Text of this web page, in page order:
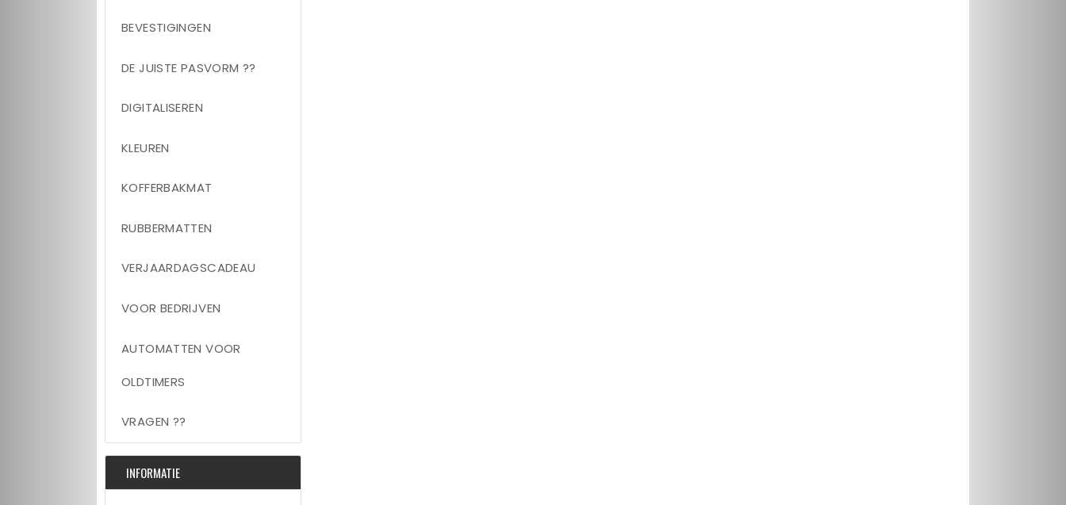
BEVESTIGINGEN
DE JUISTE PASVORM ??
DIGITALISEREN
KLEUREN
KOFFERBAKMAT
RUBBERMATTEN
VERJAARDAGSCADEAU
VOOR BEDRIJVEN
AUTOMATTEN VOOR
OLDTIMERS
VRAGEN ??
INFORMATIE